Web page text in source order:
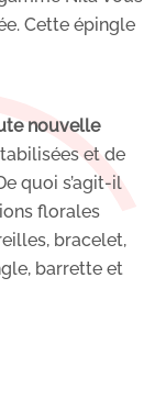
Cette épingle
nouvelle
et de
quoi s’agit-il
florales
bracelet,
barrette et